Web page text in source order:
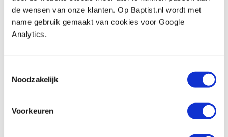
de wensen van onze klanten. Op Baptist.nl wordt met
name gebruik gemaakt van cookies voor Google
Analytics.
Noodzakelijk
Voorkeuren
€ 16,45 excl. btw
Op voorraad